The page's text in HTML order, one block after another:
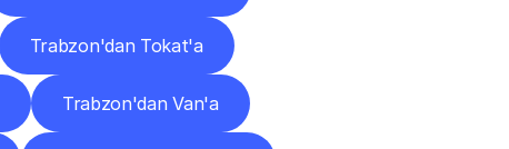
Trabzon'dan Tokat'a
Trabzon'dan Van'a